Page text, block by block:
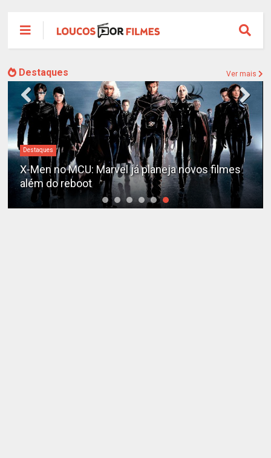
Destaques Ver mais
Destaques
X-Men no MCU: Marvel já planeja novos filmes
além do reboot